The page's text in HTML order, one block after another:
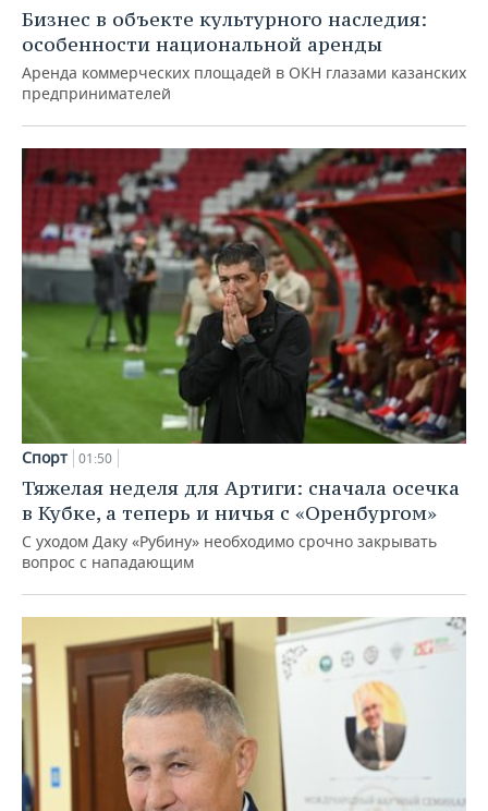
Бизнес в объекте культурного наследия:
особенности национальной аренды
Аренда коммерческих площадей в ОКН глазами казанских
предпринимателей
Спорт 01:50
Тяжелая неделя для Артиги: сначала осечка
в Кубке, а теперь и ничья с «Оренбургом»
С уходом Даку «Рубину» необходимо срочно закрывать
вопрос с нападающим